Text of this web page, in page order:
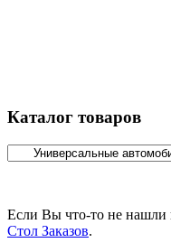
Каталог товаров
Если Вы что-то не нашли
Стол Заказов.